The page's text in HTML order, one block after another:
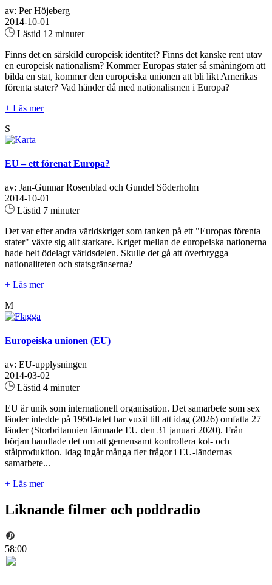
av: Per Höjeberg
2014-10-01
Lästid 12 minuter
Finns det en särskild europeisk identitet? Finns det kanske rent utav
en europeisk nationalism? Kommer Europas stater så småningom att
bilda en stat, kommer den europeiska unionen att bli likt Amerikas
förenta stater? Vad händer då med nationalismen i Europa?
+ Läs mer
S
EU – ett förenat Europa?
av: Jan-Gunnar Rosenblad och Gundel Söderholm
2014-10-01
Lästid 7 minuter
Det var efter andra världskriget som tanken på ett "Europas förenta
stater" växte sig allt starkare. Kriget mellan de europeiska nationerna
hade helt ödelagt världsdelen. Skulle det gå att överbrygga
nationaliteten och statsgränserna?
+ Läs mer
M
Europeiska unionen (EU)
av: EU-upplysningen
2014-03-02
Lästid 4 minuter
EU är unik som internationell organisation. Det samarbete som sex
länder inledde på 1950-talet har vuxit till att idag (2026) omfatta 27
länder (Storbritannien lämnade EU den 31 januari 2020). Från
början handlade det om att gemensamt kontrollera kol- och
stålproduktion. Idag ingår många fler frågor i EU-ländernas
samarbete...
+ Läs mer
Liknande filmer och poddradio
58:00